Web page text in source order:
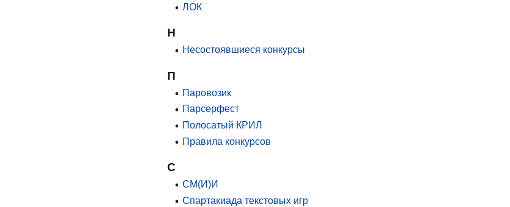
ЛОК
Н
Несостоявшиеся конкурсы
П
Паровозик
Парсерфест
Полосатый КРИЛ
Правила конкурсов
С
СМ(И)И
Спартакиада текстовых игр